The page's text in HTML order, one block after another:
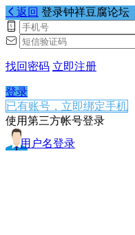
返回 登录钟祥豆腐论坛
找回密码 立即注册
登录
已有账号，立即绑定手机
使用第三方帐号登录
用户名登录